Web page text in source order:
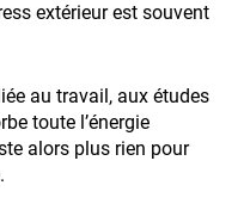
extérieur est souvent
au travail, aux études
toute l’énergie
alors plus rien pour